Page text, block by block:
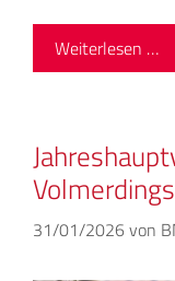
Weiterlesen …
31/01/2026von